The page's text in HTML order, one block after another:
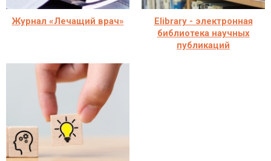
Журнал «Лечащий врач»
Elibrary - электронная
библиотека научных
публикаций